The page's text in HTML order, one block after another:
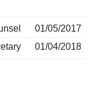
01/05/2017
01/04/2018